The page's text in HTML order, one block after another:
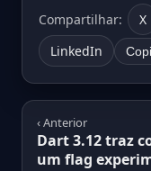
Compartilhar: X
LinkedIn
‹ Anterior
Dart 3.12 traz
um flag